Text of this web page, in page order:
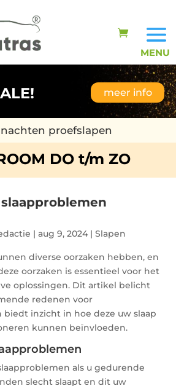
meer info
nachten proefslapen
DO t/m ZO
|aug 9, 2024 |Slapen
diverse oorzaken hebben, en
oorzaken is essentieel voor het
oplossingen. Dit artikel belicht
redenen voor
biedt inzicht in hoe deze uw slaap
kunnen beïnvloeden.
als u gedurende
slecht slaapt en dit uw